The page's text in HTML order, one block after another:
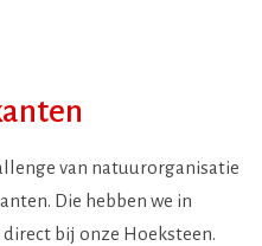
van natuurorganisatie
Die hebben we in
bij onze Hoeksteen.